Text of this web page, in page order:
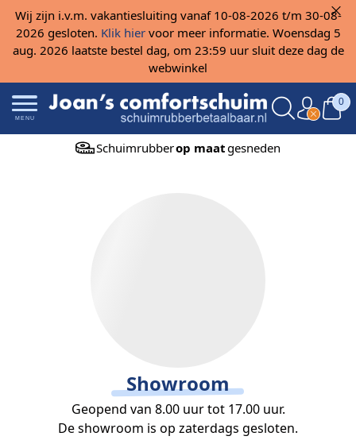
Wij zijn i.v.m. vakantiesluiting vanaf 10-08-2026 t/m 30-08-
2026 gesloten. Klik hiervoor meer informatie. Woensdag 5
aug. 2026 laatste bestel dag, om 23:59 uur sluit deze dag de
webwinkel
MENU
0
Schuimrubberop maatgesneden
Showroom
Geopend van 8.00 uur tot 17.00 uur.
De showroom is op zaterdags gesloten.